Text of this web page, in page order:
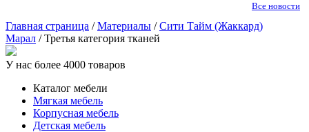
Все новости
Главная страница /Материалы /Сити Тайм (Жаккард)
Марал / Третья категория тканей
У нас более 4000 товаров
Каталог мебели
Мягкая мебель
Корпусная мебель
Детская мебель